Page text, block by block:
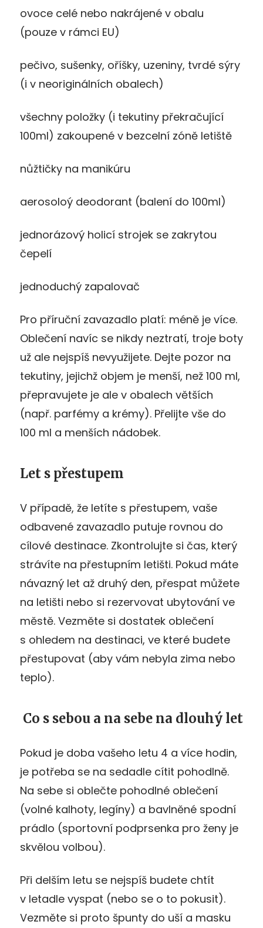
ovoce celé nebo nakrájené v obalu
(pouze v rámci EU)
pečivo, sušenky, oříšky, uzeniny, tvrdé sýry
(i v neoriginálních obalech)
všechny položky (i tekutiny překračující
100ml) zakoupené v bezcelní zóně letiště
nůžtičky na manikúru
aerosoloý deodorant (balení do 100ml)
jednorázový holicí strojek se zakrytou
čepelí
jednoduchý zapalovač
Pro příruční zavazadlo platí: méně je více.
Oblečení navíc se nikdy neztratí, troje boty
už ale nejspíš nevyužijete. Dejte pozor na
tekutiny, jejichž objem je menší, než 100 ml,
přepravujete je ale v obalech větších
(např. parfémy a krémy). Přelijte vše do
100 ml a menších nádobek.
Let s přestupem
V případě, že letíte s přestupem, vaše
odbavené zavazadlo putuje rovnou do
cílové destinace. Zkontrolujte si čas, který
strávíte na přestupním letišti. Pokud máte
návazný let až druhý den, přespat můžete
na letišti nebo si rezervovat ubytování ve
městě. Vezměte si dostatek oblečení
s ohledem na destinaci, ve které budete
přestupovat (aby vám nebyla zima nebo
teplo).
Co s sebou a na sebe na dlouhý let
Pokud je doba vašeho letu 4 a více hodin,
je potřeba se na sedadle cítit pohodlně.
Na sebe si oblečte pohodlné oblečení
(volné kalhoty, legíny) a bavlněné spodní
prádlo (sportovní podprsenka pro ženy je
skvělou volbou).
Při delším letu se nejspíš budete chtít
v letadle vyspat (nebo se o to pokusit).
Vezměte si proto špunty do uší a masku